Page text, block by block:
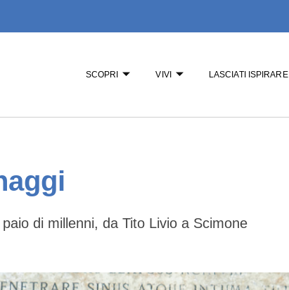
SCOPRI VIVI LASCIATI ISPIRARE
di millenni, da Tito Livio a Scimone